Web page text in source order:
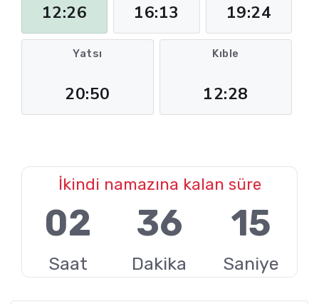
12:26 16:13 19:24
Yatsı
20:50
Kıble
12:28
İkindi namazına kalan süre
02
Saat
36
Dakika
13
Saniye